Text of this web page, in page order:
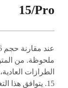
15/Pro
15. يتوافق هذا